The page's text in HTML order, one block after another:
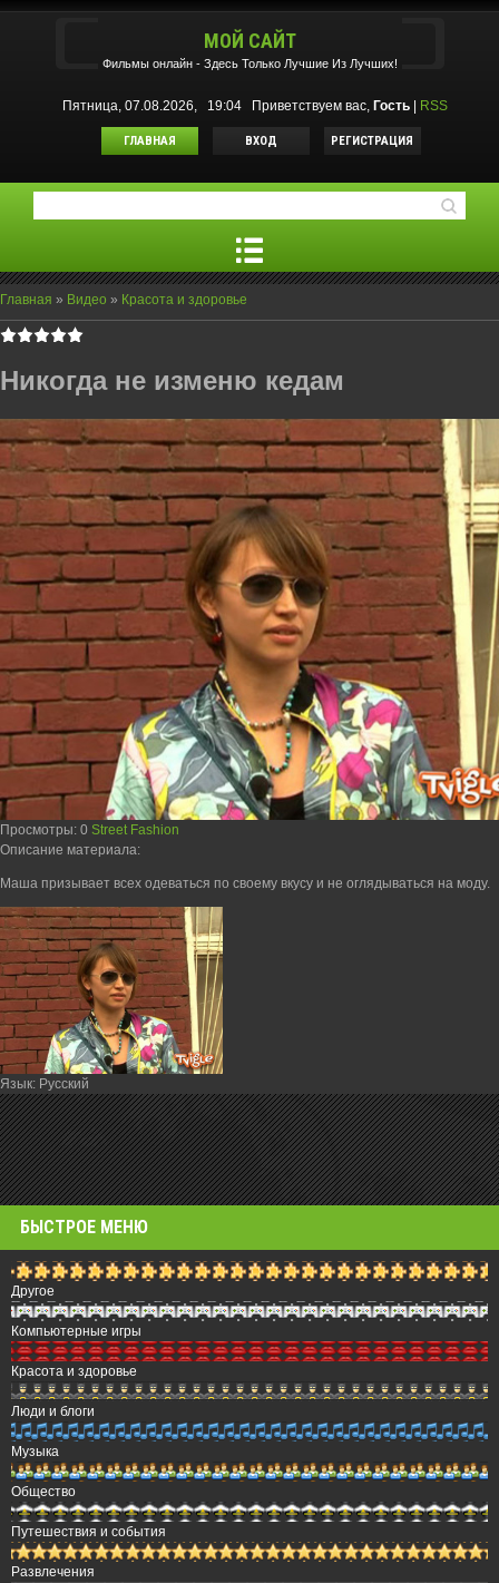
МОЙ САЙТ
Фильмы oнлайн - Здесь Только Лучшие Из Лучших!
Пятница, 07.08.2026, 19:04 Приветствуем вас, Гость RSS
ГЛАВНАЯ ВХОД РЕГИСТРАЦИЯ
Главная » Видео » Красота и здоровье
Никогда не изменю кедам
Просмотры: 0 Street Fashion
Описание материала:
Маша призывает всех одеваться по своему вкусу и не оглядываться на моду.
Язык: Русский
БЫСТРОЕ МЕНЮ
Другое
Компьютерные игры
Красота и здоровье
Люди и блоги
Музыка
Общество
Путешествия и события
Развлечения